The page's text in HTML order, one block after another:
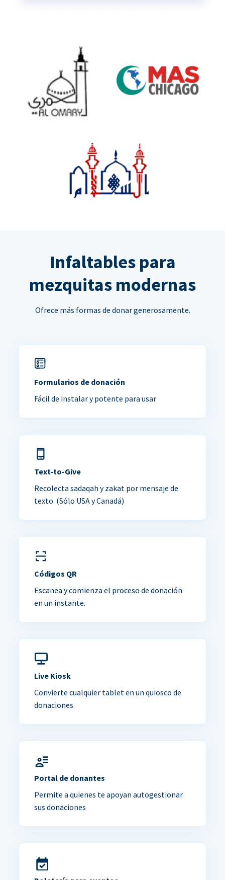
Infaltables para
mezquitas modernas
Ofrece más formas de donar generosamente.
Formularios de donación
Fácil de instalar y potente para usar
Text-to-Give
Recolecta sadaqah y zakat por mensaje de
texto. (Sólo USA y Canadá)
Códigos QR
Escanea y comienza el proceso de donación
en un instante.
Live Kiosk
Convierte cualquier tablet en un quiosco de
donaciones.
Portal de donantes
Permite a quienes te apoyan autogestionar
sus donaciones